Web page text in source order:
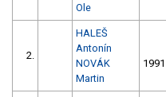
Ole
2.
HALEŠ
Antonín
NOVÁK
Martin
1991